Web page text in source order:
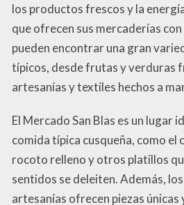
los productos frescos y la
que ofrecen sus mercaderías
pueden encontrar una gran
típicos, desde frutas y verduras
artesanías y textiles hechos a
El Mercado San Blas es un lugar
comida típica cusqueña, como el
rocoto relleno y otros platillos
sentidos se deleiten. Además,
artesanías ofrecen piezas únicas